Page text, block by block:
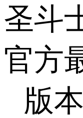
圣斗
官方
版